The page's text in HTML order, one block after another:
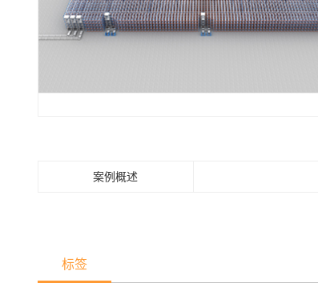
案例概述
标签